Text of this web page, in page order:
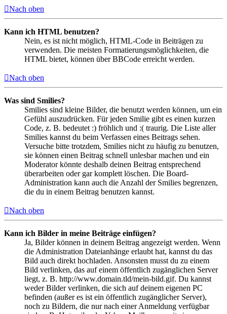
Nach oben
Kann ich HTML benutzen?
Nein, es ist nicht möglich, HTML-Code in Beiträgen zu
verwenden. Die meisten Formatierungsmöglichkeiten, die
HTML bietet, können über BBCode erreicht werden.
Nach oben
Was sind Smilies?
Smilies sind kleine Bilder, die benutzt werden können, um ein
Gefühl auszudrücken. Für jeden Smilie gibt es einen kurzen
Code, z. B. bedeutet :) fröhlich und :( traurig. Die Liste aller
Smilies kannst du beim Verfassen eines Beitrags sehen.
Versuche bitte trotzdem, Smilies nicht zu häufig zu benutzen,
sie können einen Beitrag schnell unlesbar machen und ein
Moderator könnte deshalb deinen Beitrag entsprechend
überarbeiten oder gar komplett löschen. Die Board-
Administration kann auch die Anzahl der Smilies begrenzen,
die du in einem Beitrag benutzen kannst.
Nach oben
Kann ich Bilder in meine Beiträge einfügen?
Ja, Bilder können in deinem Beitrag angezeigt werden. Wenn
die Administration Dateianhänge erlaubt hat, kannst du das
Bild auch direkt hochladen. Ansonsten musst du zu einem
Bild verlinken, das auf einem öffentlich zugänglichen Server
liegt, z. B. http://www.domain.tld/mein-bild.gif. Du kannst
weder Bilder verlinken, die sich auf deinem eigenen PC
befinden (außer es ist ein öffentlich zugänglicher Server),
noch zu Bildern, die nur nach einer Anmeldung verfügbar